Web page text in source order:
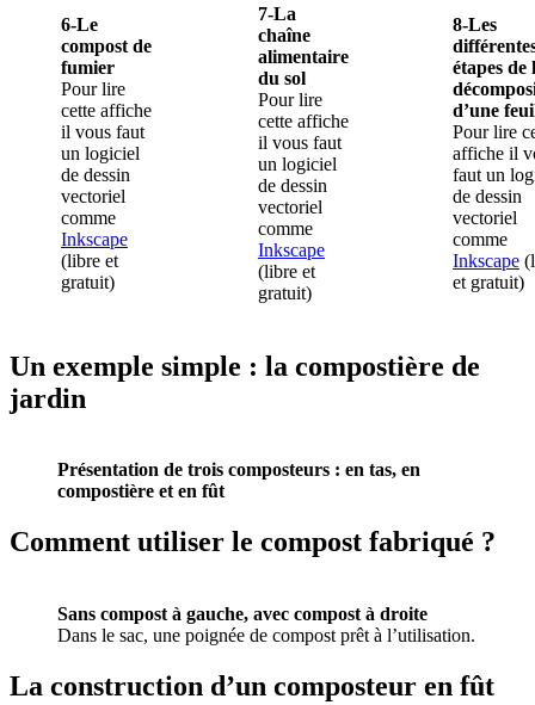
6-Le
compost de
fumier
Pour lire
cette affiche
il vous faut
un logiciel
de dessin
vectoriel
comme
Inkscape
(libre et
gratuit)
7-La
chaîne
alimentaire
du sol
Pour lire
cette affiche
il vous faut
un logiciel
de dessin
vectoriel
comme
Inkscape
(libre et
gratuit)
8-Les
étapes de
d’une
Pour lire
affiche il
faut un
de dessin
vectoriel
comme
Inkscape
et gratuit)
Un exemple simple : la compostière de
jardin
Présentation de trois composteurs : en tas, en
compostière et en fût
Comment utiliser le compost fabriqué ?
Sans compost à gauche, avec compost à droite
Dans le sac, une poignée de compost prêt à l’utilisation.
La construction d’un composteur en fût